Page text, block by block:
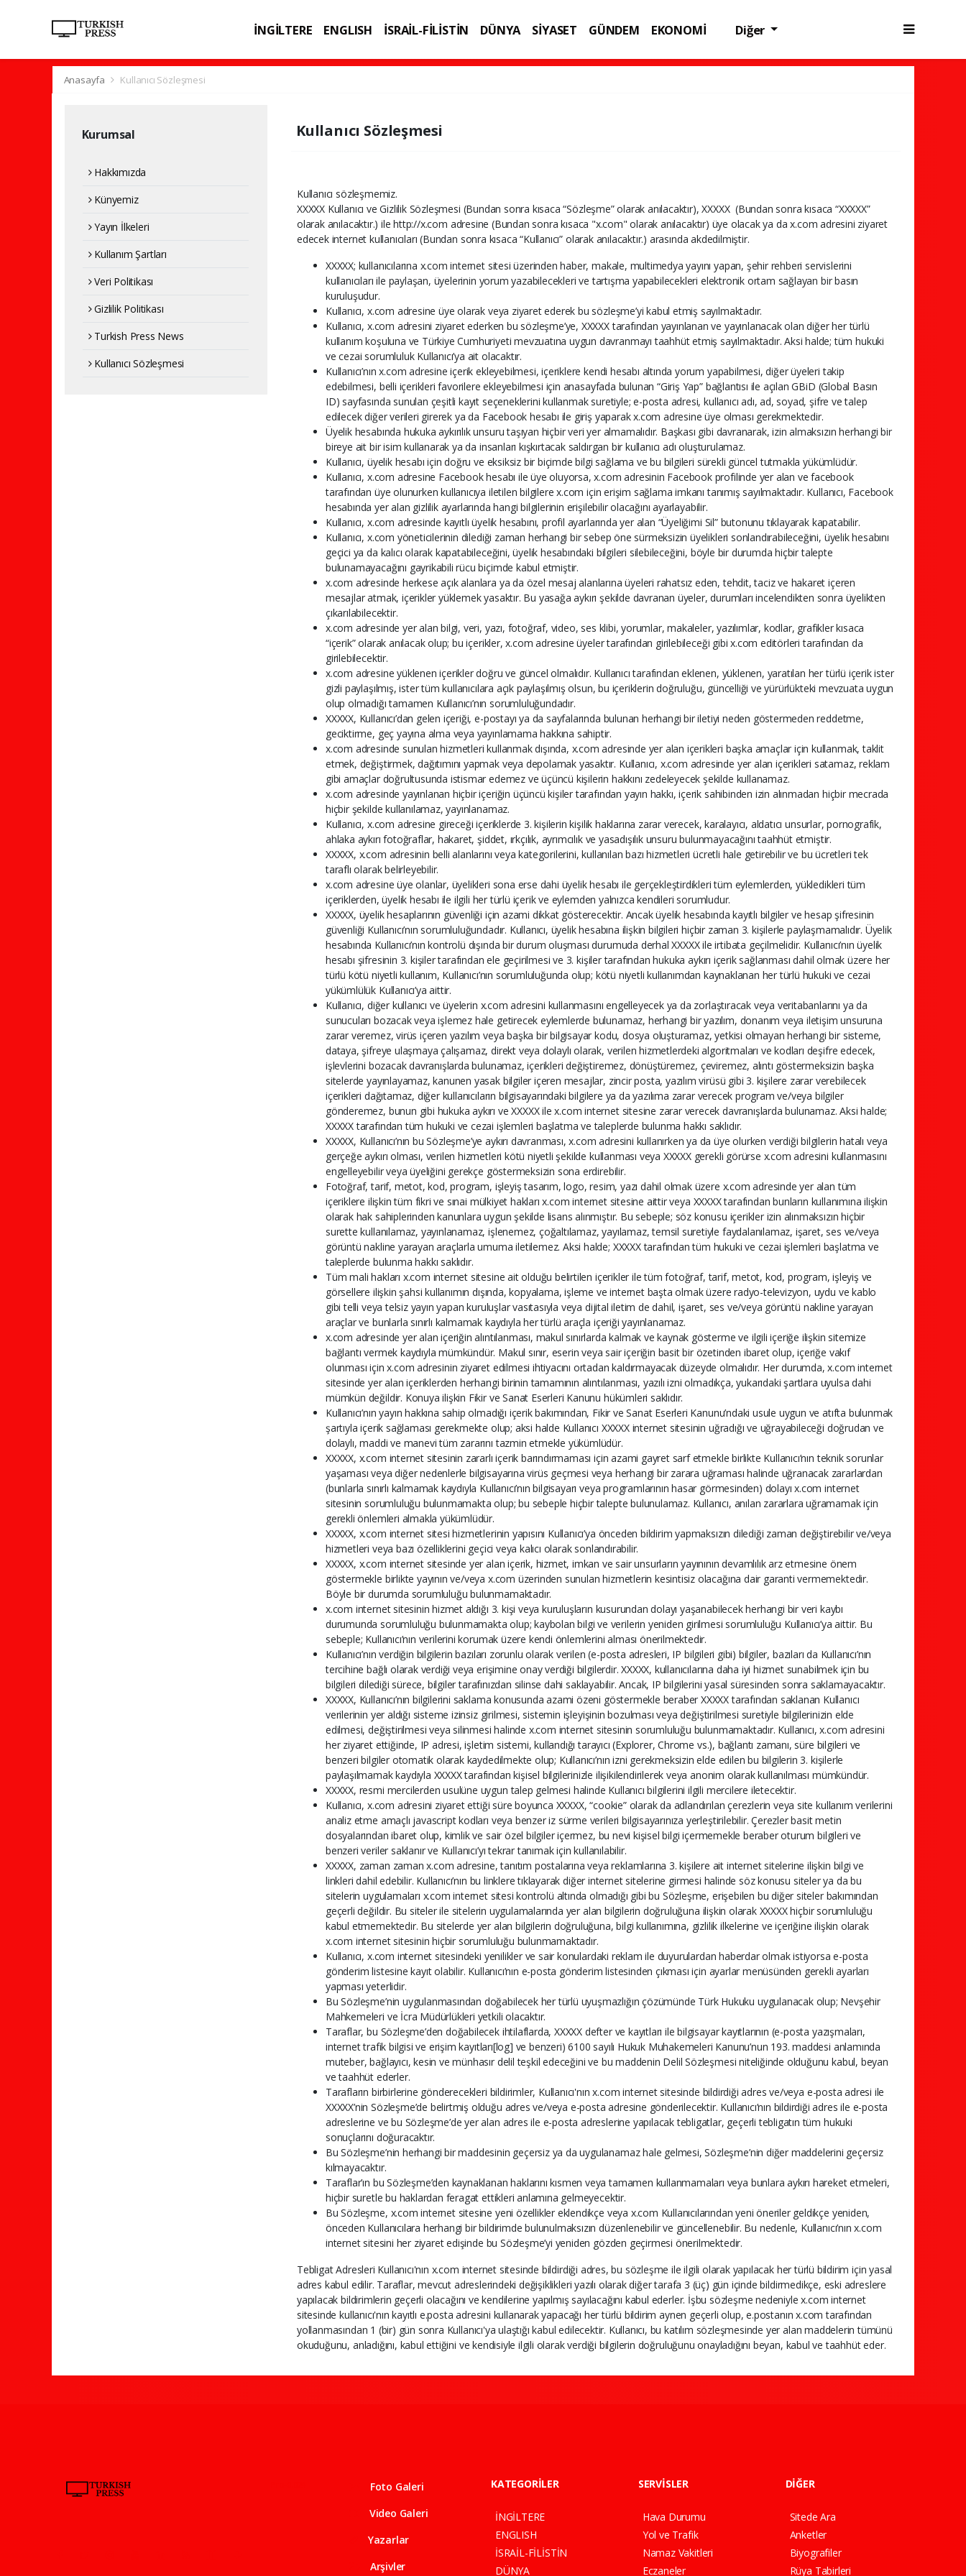
İNGİLTERE ENGLISH İSRAİL-FİLİSTİN DÜNYA SİYASET GÜNDEM
EKONOMİ
Diğer
Anasayfa Kullanıcı Sözleşmesi
Kurumsal
Hakkımızda
Künyemiz
Yayın İlkeleri
Kullanım Şartları
Veri Politikası
Gizlilik Politikası
Turkish Press News
Kullanıcı Sözleşmesi
Kullanıcı Sözleşmesi
Kullanıcı sözleşmemiz.
XXXXX Kullanıcı ve Gizlilik Sözleşmesi (Bundan sonra kısaca “Sözleşme” olarak anılacaktır), XXXXX (Bundan sonra kısaca “XXXXX”
olarak anılacaktır.) ile http://x.com adresine (Bundan sonra kısaca "x.com" olarak anılacaktır) üye olacak ya da x.com adresini ziyaret
edecek internet kullanıcıları (Bundan sonra kısaca “Kullanıcı” olarak anılacaktır.) arasında akdedilmiştir.
XXXXX; kullanıcılarına x.com internet sitesi üzerinden haber, makale, multimedya yayını yapan, şehir rehberi servislerini
kullanıcıları ile paylaşan, üyelerinin yorum yazabilecekleri ve tartışma yapabilecekleri elektronik ortam sağlayan bir basın
kuruluşudur.
Kullanıcı, x.com adresine üye olarak veya ziyaret ederek bu sözleşme’yi kabul etmiş sayılmaktadır.
Kullanıcı, x.com adresini ziyaret ederken bu sözleşme’ye, XXXXX tarafından yayınlanan ve yayınlanacak olan diğer her türlü
kullanım koşuluna ve Türkiye Cumhuriyeti mevzuatına uygun davranmayı taahhüt etmiş sayılmaktadır. Aksi halde; tüm hukuki
ve cezai sorumluluk Kullanıcı’ya ait olacaktır.
Kullanıcı’nın x.com adresine içerik ekleyebilmesi, içeriklere kendi hesabı altında yorum yapabilmesi, diğer üyeleri takip
edebilmesi, belli içerikleri favorilere ekleyebilmesi için anasayfada bulunan “Giriş Yap” bağlantısı ile açılan GBiD (Global Basın
ID) sayfasında sunulan çeşitli kayıt seçeneklerini kullanmak suretiyle; e-posta adresi, kullanıcı adı, ad, soyad, şifre ve talep
edilecek diğer verileri girerek ya da Facebook hesabı ile giriş yaparak x.com adresine üye olması gerekmektedir.
Üyelik hesabında hukuka aykırılık unsuru taşıyan hiçbir veri yer almamalıdır. Başkası gibi davranarak, izin almaksızın herhangi bir
bireye ait bir isim kullanarak ya da insanları kışkırtacak saldırgan bir kullanıcı adı oluşturulamaz.
Kullanıcı, üyelik hesabı için doğru ve eksiksiz bir biçimde bilgi sağlama ve bu bilgileri sürekli güncel tutmakla yükümlüdür.
Kullanıcı, x.com adresine Facebook hesabı ile üye oluyorsa, x.com adresinin Facebook profilinde yer alan ve facebook
tarafından üye olunurken kullanıcıya iletilen bilgilere x.com için erişim sağlama imkanı tanımış sayılmaktadır. Kullanıcı, Facebook
hesabında yer alan gizlilik ayarlarında hangi bilgilerinin erişilebilir olacağını ayarlayabilir.
Kullanıcı, x.com adresinde kayıtlı üyelik hesabını, profil ayarlarında yer alan “Üyeliğimi Sil” butonunu tıklayarak kapatabilir.
Kullanıcı, x.com yöneticilerinin dilediği zaman herhangi bir sebep öne sürmeksizin üyelikleri sonlandırabileceğini, üyelik hesabını
geçici ya da kalıcı olarak kapatabileceğini, üyelik hesabındaki bilgileri silebileceğini, böyle bir durumda hiçbir talepte
bulunamayacağını gayrikabili rücu biçimde kabul etmiştir.
x.com adresinde herkese açık alanlara ya da özel mesaj alanlarına üyeleri rahatsız eden, tehdit, taciz ve hakaret içeren
mesajlar atmak, içerikler yüklemek yasaktır. Bu yasağa aykırı şekilde davranan üyeler, durumları incelendikten sonra üyelikten
çıkarılabilecektir.
x.com adresinde yer alan bilgi, veri, yazı, fotoğraf, video, ses klibi, yorumlar, makaleler, yazılımlar, kodlar, grafikler kısaca
“içerik” olarak anılacak olup; bu içerikler, x.com adresine üyeler tarafından girilebileceği gibi x.com editörleri tarafından da
girilebilecektir.
x.com adresine yüklenen içerikler doğru ve güncel olmalıdır. Kullanıcı tarafından eklenen, yüklenen, yaratılan her türlü içerik ister
gizli paylaşılmış, ister tüm kullanıcılara açık paylaşılmış olsun, bu içeriklerin doğruluğu, güncelliği ve yürürlükteki mevzuata uygun
olup olmadığı tamamen Kullanıcı’nın sorumluluğundadır.
XXXXX, Kullanıcı’dan gelen içeriği, e-postayı ya da sayfalarında bulunan herhangi bir iletiyi neden göstermeden reddetme,
geciktirme, geç yayına alma veya yayınlamama hakkına sahiptir.
x.com adresinde sunulan hizmetleri kullanmak dışında, x.com adresinde yer alan içerikleri başka amaçlar için kullanmak, taklit
etmek, değiştirmek, dağıtımını yapmak veya depolamak yasaktır. Kullanıcı, x.com adresinde yer alan içerikleri satamaz, reklam
gibi amaçlar doğrultusunda istismar edemez ve üçüncü kişilerin hakkını zedeleyecek şekilde kullanamaz.
x.com adresinde yayınlanan hiçbir içeriğin üçüncü kişiler tarafından yayın hakkı, içerik sahibinden izin alınmadan hiçbir mecrada
hiçbir şekilde kullanılamaz, yayınlanamaz.
Kullanıcı, x.com adresine gireceği içeriklerde 3. kişilerin kişilik haklarına zarar verecek, karalayıcı, aldatıcı unsurlar, pornografik,
ahlaka aykırı fotoğraflar, hakaret, şiddet, ırkçılık, ayrımcılık ve yasadışılık unsuru bulunmayacağını taahhüt etmiştir.
XXXXX, x.com adresinin belli alanlarını veya kategorilerini, kullanılan bazı hizmetleri ücretli hale getirebilir ve bu ücretleri tek
taraflı olarak belirleyebilir.
x.com adresine üye olanlar, üyelikleri sona erse dahi üyelik hesabı ile gerçekleştirdikleri tüm eylemlerden, yükledikleri tüm
içeriklerden, üyelik hesabı ile ilgili her türlü içerik ve eylemden yalnızca kendileri sorumludur.
XXXXX, üyelik hesaplarının güvenliği için azami dikkat gösterecektir. Ancak üyelik hesabında kayıtlı bilgiler ve hesap şifresinin
güvenliği Kullanıcı’nın sorumluluğundadır. Kullanıcı, üyelik hesabına ilişkin bilgileri hiçbir zaman 3. kişilerle paylaşmamalıdır. Üyelik
hesabında Kullanıcı’nın kontrolü dışında bir durum oluşması durumuda derhal XXXXX ile irtibata geçilmelidir. Kullanıcı’nın üyelik
hesabı şifresinin 3. kişiler tarafından ele geçirilmesi ve 3. kişiler tarafından hukuka aykırı içerik sağlanması dahil olmak üzere her
türlü kötü niyetli kullanım, Kullanıcı’nın sorumluluğunda olup; kötü niyetli kullanımdan kaynaklanan her türlü hukuki ve cezai
yükümlülük Kullanıcı’ya aittir.
Kullanıcı, diğer kullanıcı ve üyelerin x.com adresini kullanmasını engelleyecek ya da zorlaştıracak veya veritabanlarını ya da
sunucuları bozacak veya işlemez hale getirecek eylemlerde bulunamaz, herhangi bir yazılım, donanım veya iletişim unsuruna
zarar veremez, virüs içeren yazılım veya başka bir bilgisayar kodu, dosya oluşturamaz, yetkisi olmayan herhangi bir sisteme,
dataya, şifreye ulaşmaya çalışamaz, direkt veya dolaylı olarak, verilen hizmetlerdeki algoritmaları ve kodları deşifre edecek,
işlevlerini bozacak davranışlarda bulunamaz, içerikleri değiştiremez, dönüştüremez, çeviremez, alıntı göstermeksizin başka
sitelerde yayınlayamaz, kanunen yasak bilgiler içeren mesajlar, zincir posta, yazılım virüsü gibi 3. kişilere zarar verebilecek
içerikleri dağıtamaz, diğer kullanıcıların bilgisayarındaki bilgilere ya da yazılıma zarar verecek program ve/veya bilgiler
gönderemez, bunun gibi hukuka aykırı ve XXXXX ile x.com internet sitesine zarar verecek davranışlarda bulunamaz. Aksi halde;
XXXXX tarafından tüm hukuki ve cezai işlemleri başlatma ve taleplerde bulunma hakkı saklıdır.
XXXXX, Kullanıcı’nın bu Sözleşme’ye aykırı davranması, x.com adresini kullanırken ya da üye olurken verdiği bilgilerin hatalı veya
gerçeğe aykırı olması, verilen hizmetleri kötü niyetli şekilde kullanması veya XXXXX gerekli görürse x.com adresini kullanmasını
engelleyebilir veya üyeliğini gerekçe göstermeksizin sona erdirebilir.
Fotoğraf, tarif, metot, kod, program, işleyiş tasarım, logo, resim, yazı dahil olmak üzere x.com adresinde yer alan tüm
içeriklere ilişkin tüm fikri ve sınai mülkiyet hakları x.com internet sitesine aittir veya XXXXX tarafından bunların kullanımına ilişkin
olarak hak sahiplerinden kanunlara uygun şekilde lisans alınmıştır. Bu sebeple; söz konusu içerikler izin alınmaksızın hiçbir
surette kullanılamaz, yayınlanamaz, işlenemez, çoğaltılamaz, yayılamaz, temsil suretiyle faydalanılamaz, işaret, ses ve/veya
görüntü nakline yarayan araçlarla umuma iletilemez. Aksi halde; XXXXX tarafından tüm hukuki ve cezai işlemleri başlatma ve
taleplerde bulunma hakkı saklıdır.
Tüm mali hakları x.com internet sitesine ait olduğu belirtilen içerikler ile tüm fotoğraf, tarif, metot, kod, program, işleyiş ve
görsellere ilişkin şahsi kullanımın dışında, kopyalama, işleme ve internet başta olmak üzere radyo-televizyon, uydu ve kablo
gibi telli veya telsiz yayın yapan kuruluşlar vasıtasıyla veya dijital iletim de dahil, işaret, ses ve/veya görüntü nakline yarayan
araçlar ve bunlarla sınırlı kalmamak kaydıyla her türlü araçla içeriği yayınlanamaz.
x.com adresinde yer alan içeriğin alıntılanması, makul sınırlarda kalmak ve kaynak gösterme ve ilgili içeriğe ilişkin sitemize
bağlantı vermek kaydıyla mümkündür. Makul sınır, eserin veya sair içeriğin basit bir özetinden ibaret olup, içeriğe vakıf
olunması için x.com adresinin ziyaret edilmesi ihtiyacını ortadan kaldırmayacak düzeyde olmalıdır. Her durumda, x.com internet
sitesinde yer alan içeriklerden herhangi birinin tamamının alıntılanması, yazılı izni olmadıkça, yukarıdaki şartlara uyulsa dahi
mümkün değildir. Konuya ilişkin Fikir ve Sanat Eserleri Kanunu hükümleri saklıdır.
Kullanıcı’nın yayın hakkına sahip olmadığı içerik bakımından, Fikir ve Sanat Eserleri Kanunu’ndaki usule uygun ve atıfta bulunmak
şartıyla içerik sağlaması gerekmekte olup; aksi halde Kullanıcı XXXXX internet sitesinin uğradığı ve uğrayabileceği doğrudan ve
dolaylı, maddi ve manevi tüm zararını tazmin etmekle yükümlüdür.
XXXXX, x.com internet sitesinin zararlı içerik barındırmaması için azami gayret sarf etmekle birlikte Kullanıcı’nın teknik sorunlar
yaşaması veya diğer nedenlerle bilgisayarına virüs geçmesi veya herhangi bir zarara uğraması halinde uğranacak zararlardan
(bunlarla sınırlı kalmamak kaydıyla Kullanıcı’nın bilgisayarı veya programlarının hasar görmesinden) dolayı x.com internet
sitesinin sorumluluğu bulunmamakta olup; bu sebeple hiçbir talepte bulunulamaz. Kullanıcı, anılan zararlara uğramamak için
gerekli önlemleri almakla yükümlüdür.
XXXXX, x.com internet sitesi hizmetlerinin yapısını Kullanıcı’ya önceden bildirim yapmaksızın dilediği zaman değiştirebilir ve/veya
hizmetleri veya bazı özelliklerini geçici veya kalıcı olarak sonlandırabilir.
XXXXX, x.com internet sitesinde yer alan içerik, hizmet, imkan ve sair unsurların yayınının devamlılık arz etmesine önem
göstermekle birlikte yayının ve/veya x.com üzerinden sunulan hizmetlerin kesintisiz olacağına dair garanti vermemektedir.
Böyle bir durumda sorumluluğu bulunmamaktadır.
x.com internet sitesinin hizmet aldığı 3. kişi veya kuruluşların kusurundan dolayı yaşanabilecek herhangi bir veri kaybı
durumunda sorumluluğu bulunmamakta olup; kaybolan bilgi ve verilerin yeniden girilmesi sorumluluğu Kullanıcı’ya aittir. Bu
sebeple; Kullanıcı’nın verilerini korumak üzere kendi önlemlerini alması önerilmektedir.
Kullanıcı’nın verdiğin bilgilerin bazıları zorunlu olarak verilen (e-posta adresleri, IP bilgileri gibi) bilgiler, bazıları da Kullanıcı’nın
tercihine bağlı olarak verdiği veya erişimine onay verdiği bilgilerdir. XXXXX, kullanıcılarına daha iyi hizmet sunabilmek için bu
bilgileri dilediği sürece, bilgiler tarafınızdan silinse dahi saklayabilir. Ancak, IP bilgilerini yasal süresinden sonra saklamayacaktır.
XXXXX, Kullanıcı’nın bilgilerini saklama konusunda azami özeni göstermekle beraber XXXXX tarafından saklanan Kullanıcı
verilerinin yer aldığı sisteme izinsiz girilmesi, sistemin işleyişinin bozulması veya değiştirilmesi suretiyle bilgilerinizin elde
edilmesi, değiştirilmesi veya silinmesi halinde x.com internet sitesinin sorumluluğu bulunmamaktadır. Kullanıcı, x.com adresini
her ziyaret ettiğinde, IP adresi, işletim sistemi, kullandığı tarayıcı (Explorer, Chrome vs.), bağlantı zamanı, süre bilgileri ve
benzeri bilgiler otomatik olarak kaydedilmekte olup; Kullanıcı’nın izni gerekmeksizin elde edilen bu bilgilerin 3. kişilerle
paylaşılmamak kaydıyla XXXXX tarafından kişisel bilgilerinizle ilişikilendirilerek veya anonim olarak kullanılması mümkündür.
XXXXX, resmi mercilerden usulüne uygun talep gelmesi halinde Kullanıcı bilgilerini ilgili mercilere iletecektir.
Kullanıcı, x.com adresini ziyaret ettiği süre boyunca XXXXX, “cookie” olarak da adlandırılan çerezlerin veya site kullanım verilerini
analiz etme amaçlı javascript kodları veya benzer iz sürme verileri bilgisayarınıza yerleştirilebilir. Çerezler basit metin
dosyalarından ibaret olup, kimlik ve sair özel bilgiler içermez, bu nevi kişisel bilgi içermemekle beraber oturum bilgileri ve
benzeri veriler saklanır ve Kullanıcı’yı tekrar tanımak için kullanılabilir.
XXXXX, zaman zaman x.com adresine, tanıtım postalarına veya reklamlarına 3. kişilere ait internet sitelerine ilişkin bilgi ve
linkleri dahil edebilir. Kullanıcı’nın bu linklere tıklayarak diğer internet sitelerine girmesi halinde söz konusu siteler ya da bu
sitelerin uygulamaları x.com internet sitesi kontrolü altında olmadığı gibi bu Sözleşme, erişebilen bu diğer siteler bakımından
geçerli değildir. Bu siteler ile sitelerin uygulamalarında yer alan bilgilerin doğruluğuna ilişkin olarak XXXXX hiçbir sorumluluğu
kabul etmemektedir. Bu sitelerde yer alan bilgilerin doğruluğuna, bilgi kullanımına, gizlilik ilkelerine ve içeriğine ilişkin olarak
x.com internet sitesinin hiçbir sorumluluğu bulunmamaktadır.
Kullanıcı, x.com internet sitesindeki yenilikler ve sair konulardaki reklam ile duyurulardan haberdar olmak istiyorsa e-posta
gönderim listesine kayıt olabilir. Kullanıcı’nın e-posta gönderim listesinden çıkması için ayarlar menüsünden gerekli ayarları
yapması yeterlidir.
Bu Sözleşme’nin uygulanmasından doğabilecek her türlü uyuşmazlığın çözümünde Türk Hukuku uygulanacak olup; Nevşehir
Mahkemeleri ve İcra Müdürlükleri yetkili olacaktır.
Taraflar, bu Sözleşme’den doğabilecek ihtilaflarda, XXXXX defter ve kayıtları ile bilgisayar kayıtlarının (e-posta yazışmaları,
internet trafik bilgisi ve erişim kayıtları[log] ve benzeri) 6100 sayılı Hukuk Muhakemeleri Kanunu’nun 193. maddesi anlamında
muteber, bağlayıcı, kesin ve münhasır delil teşkil edeceğini ve bu maddenin Delil Sözleşmesi niteliğinde olduğunu kabul, beyan
ve taahhüt ederler.
Tarafların birbirlerine gönderecekleri bildirimler, Kullanıcı'nın x.com internet sitesinde bildirdiği adres ve/veya e-posta adresi ile
XXXXX’nin Sözleşme’de belirtmiş olduğu adres ve/veya e-posta adresine gönderilecektir. Kullanıcı’nın bildirdiği adres ile e-posta
adreslerine ve bu Sözleşme’de yer alan adres ile e-posta adreslerine yapılacak tebligatlar, geçerli tebligatın tüm hukuki
sonuçlarını doğuracaktır.
Bu Sözleşme’nin herhangi bir maddesinin geçersiz ya da uygulanamaz hale gelmesi, Sözleşme’nin diğer maddelerini geçersiz
kılmayacaktır.
Taraflar’ın bu Sözleşme’den kaynaklanan haklarını kısmen veya tamamen kullanmamaları veya bunlara aykırı hareket etmeleri,
hiçbir suretle bu haklardan feragat ettikleri anlamına gelmeyecektir.
Bu Sözleşme, x.com internet sitesine yeni özellikler eklendikçe veya x.com Kullanıcılarından yeni öneriler geldikçe yeniden,
önceden Kullanıcılara herhangi bir bildirimde bulunulmaksızın düzenlenebilir ve güncellenebilir. Bu nedenle, Kullanıcı’nın x.com
internet sitesini her ziyaret edişinde bu Sözleşme’yi yeniden gözden geçirmesi önerilmektedir.
Tebligat Adresleri Kullanıcı'nın x.com internet sitesinde bildirdiği adres, bu sözleşme ile ilgili olarak yapılacak her türlü bildirim için yasal
adres kabul edilir. Taraflar, mevcut adreslerindeki değişiklikleri yazılı olarak diğer tarafa 3 (üç) gün içinde bildirmedikçe, eski adreslere
yapılacak bildirimlerin geçerli olacağını ve kendilerine yapılmış sayılacağını kabul ederler. İşbu sözleşme nedeniyle x.com internet
sitesinde kullanıcı'nın kayıtlı e.posta adresini kullanarak yapacağı her türlü bildirim aynen geçerli olup, e.postanın x.com tarafından
yollanmasından 1 (bir) gün sonra Kullanıcı'ya ulaştığı kabul edilecektir. Kullanıcı, bu katılım sözleşmesinde yer alan maddelerin tümünü
okuduğunu, anladığını, kabul ettiğini ve kendisiyle ilgili olarak verdiği bilgilerin doğruluğunu onayladığını beyan, kabul ve taahhüt eder.
Foto Galeri
Video Galeri
Yazarlar
Arşivler
KATEGORİLER
İNGİLTERE
ENGLISH
İSRAİL-FİLİSTİN
DÜNYA
SERVİSLER
Hava Durumu
Yol ve Trafik
Namaz Vakitleri
Eczaneler
DİĞER
Sitede Ara
Anketler
Biyografiler
Rüya Tabirleri